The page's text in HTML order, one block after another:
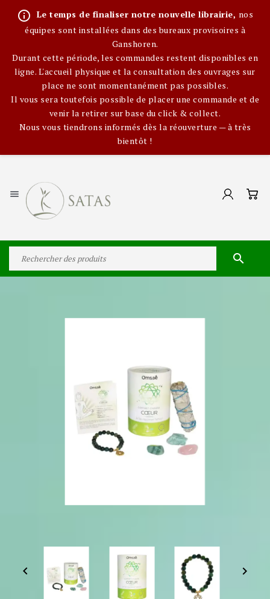
info_outline Le temps de finaliser notre nouvelle librairie, nos
équipes sont installées dans des bureaux provisoires à
Ganshoren.
Durant cette période, les commandes restent disponibles en
ligne. L'accueil physique et la consultation des ouvrages sur
place ne sont momentanément pas possibles.
Il vous sera toutefois possible de placer une commande et de
venir la retirer sur base du click & collect.
Nous vous tiendrons informés dès la réouverture — à très
bientôt !


 